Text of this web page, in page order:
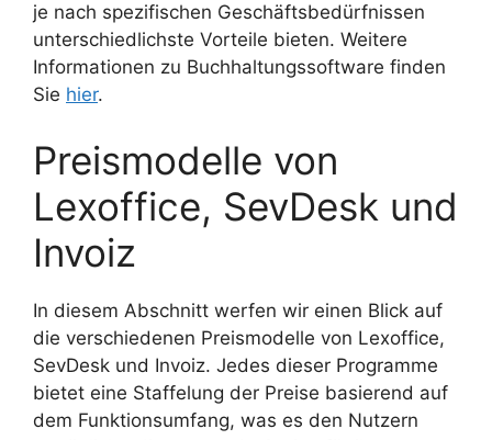
je nach spezifischen Geschäftsbedürfnissen
unterschiedlichste Vorteile bieten. Weitere
Informationen zu Buchhaltungssoftware finden
Sie hier.
Preismodelle von
Lexoffice, SevDesk und
Invoiz
In diesem Abschnitt werfen wir einen Blick auf
die verschiedenen Preismodelle von Lexoffice,
SevDesk und Invoiz. Jedes dieser Programme
bietet eine Staffelung der Preise basierend auf
dem Funktionsumfang, was es den Nutzern